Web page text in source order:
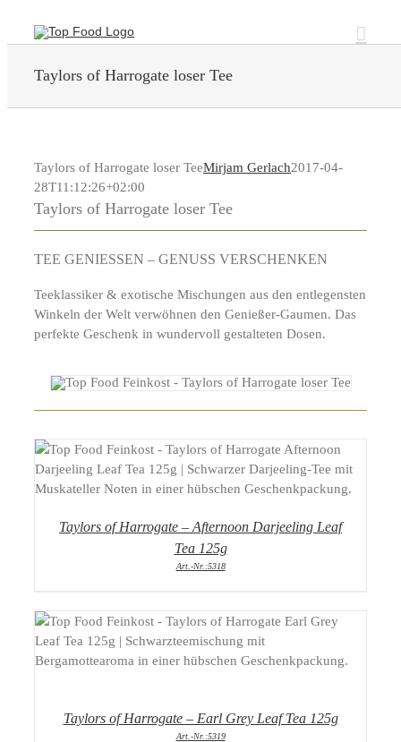
Inhalt
Taylors of Harrogate loser Tee
Taylors of Harrogate loser TeeMirjam Gerlach2017-04-
28T11:12:26+02:00
Taylors of Harrogate loser Tee
TEE GENIESSEN – GENUSS VERSCHENKEN
Teeklassiker & exotische Mischungen aus den entlegensten
Winkeln der Welt verwöhnen den Genießer-Gaumen. Das
perfekte Geschenk in wundervoll gestalteten Dosen.
DETAILS
Taylors of Harrogate – Afternoon Darjeeling Leaf
Tea 125g
Art.-Nr.:5318
DETAILS
Taylors of Harrogate – Earl Grey Leaf Tea 125g
Art.-Nr.:5319